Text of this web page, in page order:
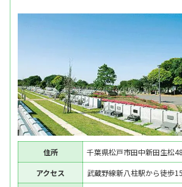
住所
千葉県松戸市田中新田生松
アクセス
武蔵野線新八柱駅から徒歩